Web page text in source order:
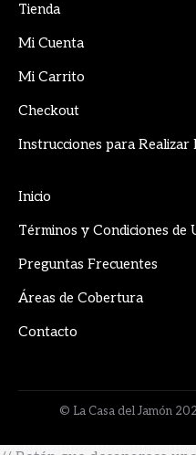
opens
in
window
opens
in
window
Tienda
Mi Cuenta
Mi Carrito
Checkout
Instrucciones para Realizar
Inicio
Términos y Condiciones de
Preguntas Frecuentes
Áreas de Cobertura
Contacto
© La Casa del Jamón